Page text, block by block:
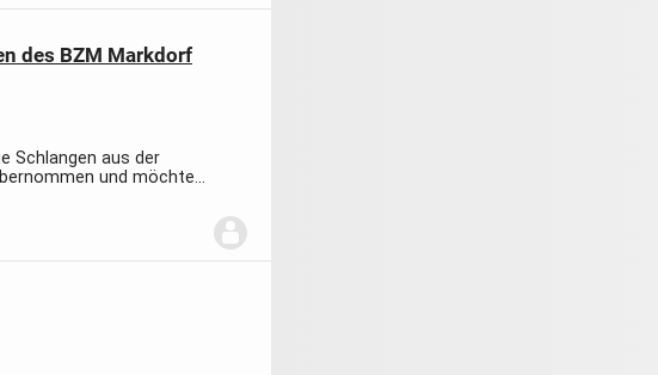
des BZM Markdorf
Schlangen aus der
und möchten
die sich...